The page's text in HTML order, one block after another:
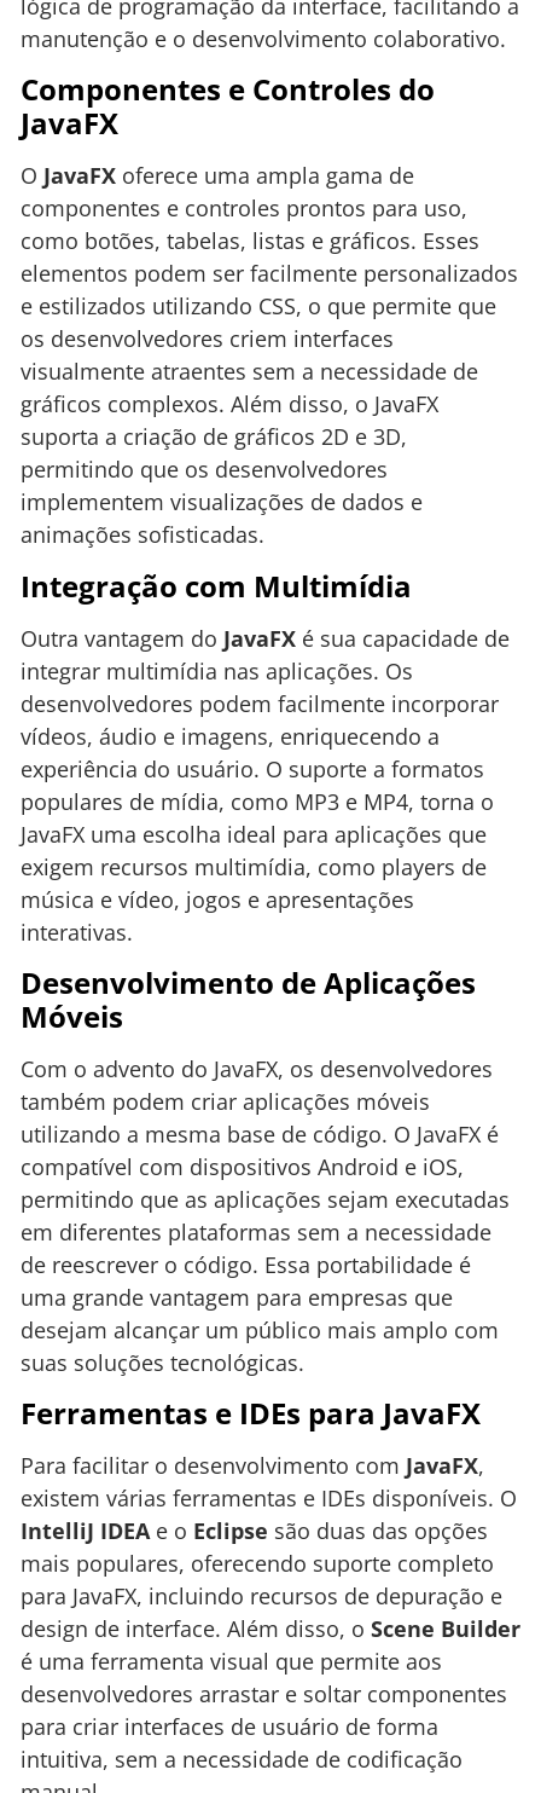
manutenção e o desenvolvimento colaborativo.
Componentes e Controles do
JavaFX
O JavaFX oferece uma ampla gama de
componentes e controles prontos para uso,
como botões, tabelas, listas e gráficos. Esses
elementos podem ser facilmente personalizados
e estilizados utilizando CSS, o que permite que
os desenvolvedores criem interfaces
visualmente atraentes sem a necessidade de
gráficos complexos. Além disso, o JavaFX
suporta a criação de gráficos 2D e 3D,
permitindo que os desenvolvedores
implementem visualizações de dados e
animações sofisticadas.
Integração com Multimídia
Outra vantagem do JavaFX é sua capacidade de
integrar multimídia nas aplicações. Os
desenvolvedores podem facilmente incorporar
vídeos, áudio e imagens, enriquecendo a
experiência do usuário. O suporte a formatos
populares de mídia, como MP3 e MP4, torna o
JavaFX uma escolha ideal para aplicações que
exigem recursos multimídia, como players de
música e vídeo, jogos e apresentações
interativas.
Desenvolvimento de Aplicações
Móveis
Com o advento do JavaFX, os desenvolvedores
também podem criar aplicações móveis
utilizando a mesma base de código. O JavaFX é
compatível com dispositivos Android e iOS,
permitindo que as aplicações sejam executadas
em diferentes plataformas sem a necessidade
de reescrever o código. Essa portabilidade é
uma grande vantagem para empresas que
desejam alcançar um público mais amplo com
suas soluções tecnológicas.
Ferramentas e IDEs para JavaFX
Para facilitar o desenvolvimento com JavaFX,
existem várias ferramentas e IDEs disponíveis. O
IntelliJ IDEAe o Eclipse são duas das opções
mais populares, oferecendo suporte completo
para JavaFX, incluindo recursos de depuração e
design de interface. Além disso, o Scene Builder
é uma ferramenta visual que permite aos
desenvolvedores arrastar e soltar componentes
para criar interfaces de usuário de forma
intuitiva, sem a necessidade de codificação